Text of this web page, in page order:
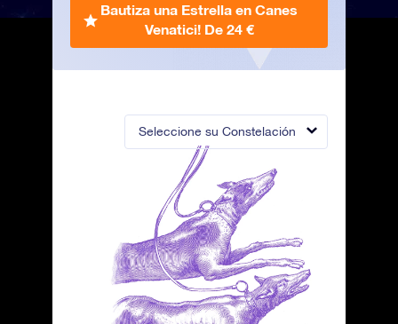
Seleccione su Constelación
Bautiza una Estrella en Canes
Venatici! De 24 €